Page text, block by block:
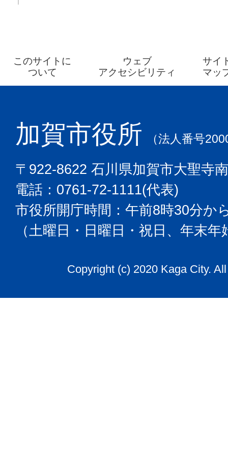
このサイトに
ついて
ウェブ
アクセシビリティ
サイ
マッ
加賀市役所 （法人番号
〒922-8622 石川県加賀市大聖寺
電話：0761-72-1111(代表)
市役所開庁時間：午前8時30分か
（土曜日・日曜日・祝日、年末
Copyright (c) 2020 Kaga City.